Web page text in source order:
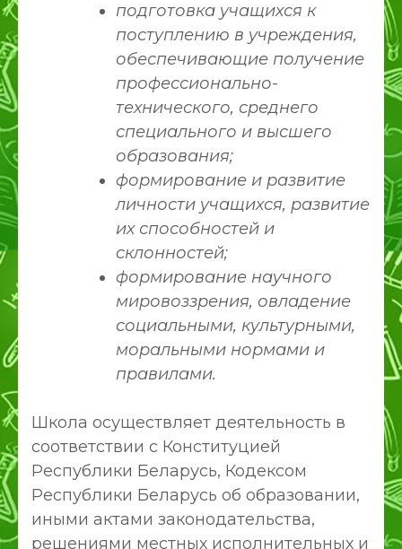
подготовка учащихся к
поступлению в учреждения,
обеспечивающие получение
профессионально-
технического, среднего
специального и высшего
образования;
формирование и развитие
личности учащихся, развитие
их способностей и
склонностей;
формирование научного
мировоззрения, овладение
социальными, культурными,
моральными нормами и
правилами.
Школа осуществляет деятельность в
соответствии с Конституцией
Республики Беларусь, Кодексом
Республики Беларусь об образовании,
иными актами законодательства,
решениями местных исполнительных и